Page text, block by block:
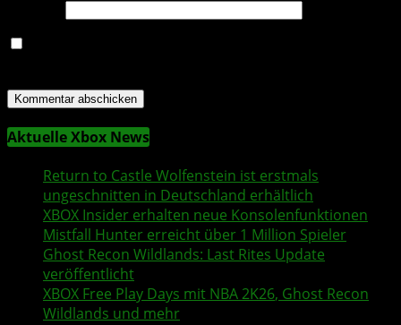
Aktuelle Xbox News
Return to Castle Wolfenstein ist erstmals
ungeschnitten in Deutschland erhältlich
XBOX Insider erhalten neue Konsolenfunktionen
Mistfall Hunter erreicht über 1 Million Spieler
Ghost Recon Wildlands: Last Rites Update
veröffentlicht
XBOX Free Play Days mit NBA 2K26, Ghost Recon
Wildlands und mehr